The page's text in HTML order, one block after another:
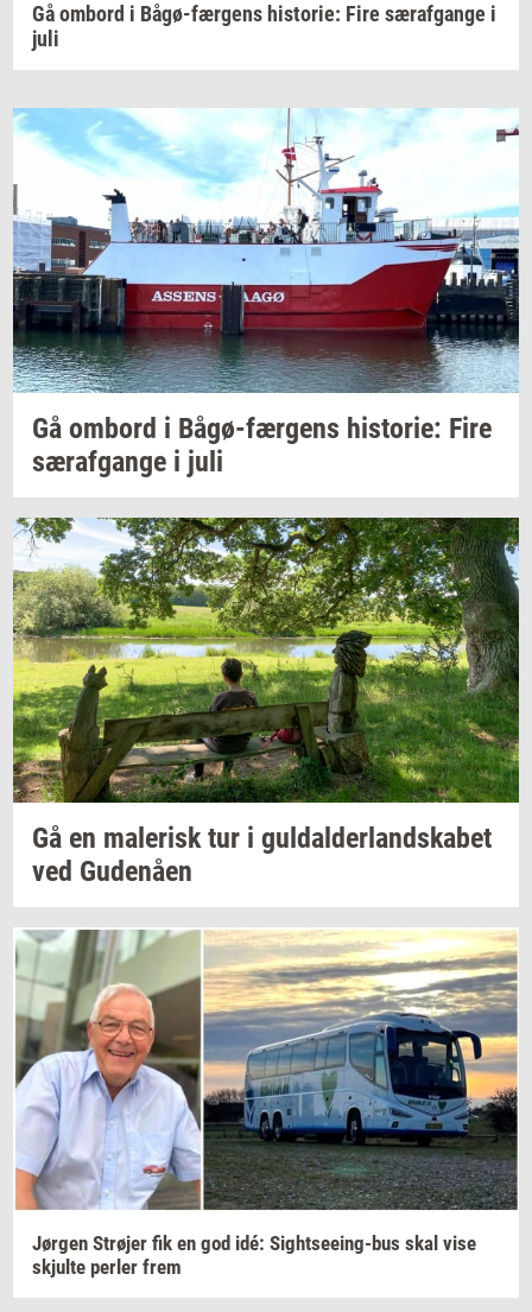
Gå ombord i Bågø-færgens historie: Fire særafgange i
juli
Gå om­bord i Bågø-​færgens hi­sto­rie: Fire
sær­af­gan­ge i juli
Gå en ma­le­risktur i gul­dal­der­land­ska­bet
ved Gu­denå­en
Jør­gen Strø­jer fik en god idé: Sightseeing-​bus skal vise
skjul­te per­ler frem